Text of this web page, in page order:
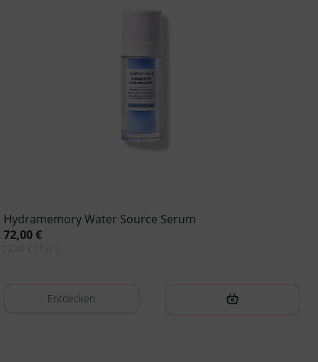
Hydramemory Water Source Serum
72,00€
( 2,40 € / 1ml )
Entdecken